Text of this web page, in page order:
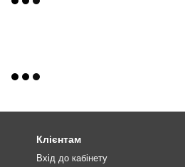
Клієнтам
Вхід до кабінету